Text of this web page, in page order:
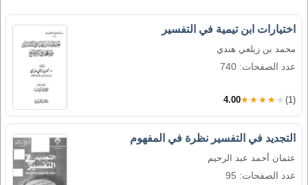
اختيارات ابن تيمية في التفسير
محمد بن زيلعي هندي
عدد الصفحات: 740
4.00★★★★★ (1)
التجديد في التفسير نظرة في المفهوم
عثمان أحمد عبد الرحيم
عدد الصفحات: 95